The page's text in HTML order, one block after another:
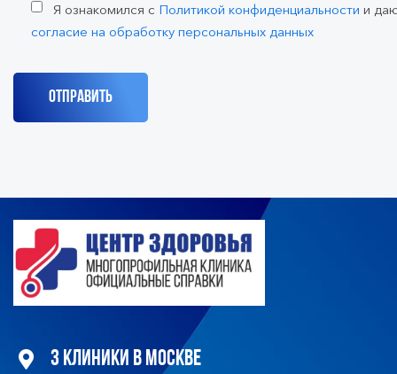
Я ознакомился с Политикой конфиденциальности и
согласие на обработку персональных данных
3 клиники в Москве